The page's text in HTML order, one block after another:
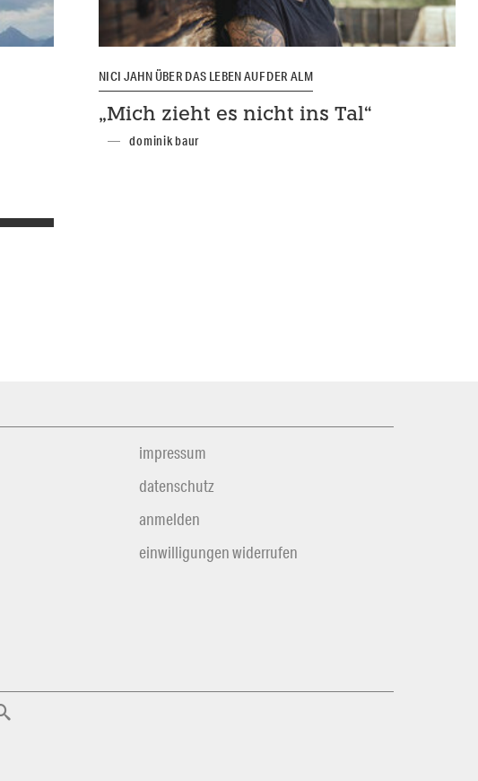
NICI JAHN ÜBER DAS LEBEN AUF DER ALM
„Mich zieht es nicht ins Tal“
dominik baur
impressum
datenschutz
anmelden
einwilligungen widerrufen